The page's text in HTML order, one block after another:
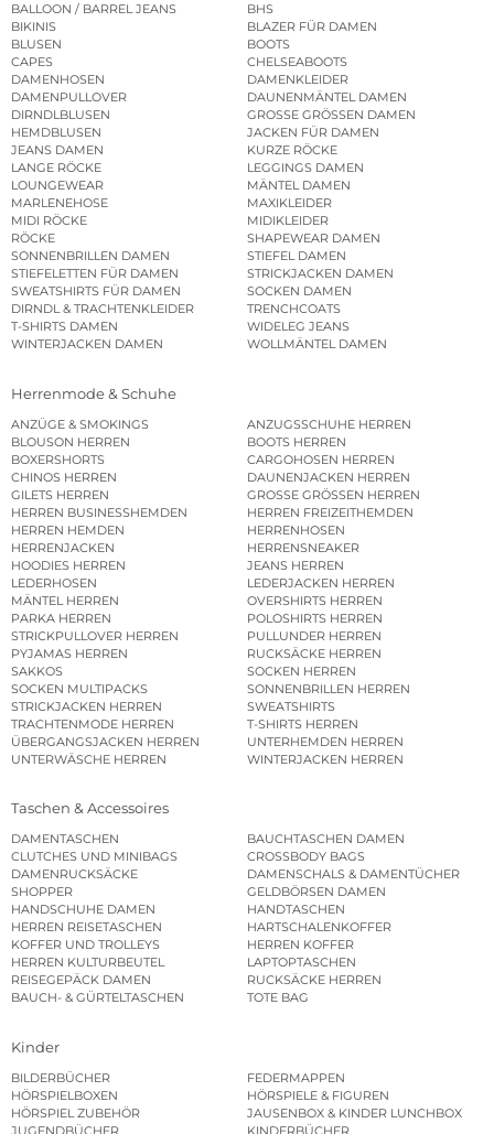
BALLOON / BARREL JEANS
BHS
BIKINIS
BLAZER FÜR DAMEN
BLUSEN
BOOTS
CAPES
CHELSEABOOTS
DAMENHOSEN
DAMENKLEIDER
DAMENPULLOVER
DAUNENMÄNTEL DAMEN
DIRNDLBLUSEN
GROSSE GRÖSSEN DAMEN
HEMDBLUSEN
JACKEN FÜR DAMEN
JEANS DAMEN
KURZE RÖCKE
LANGE RÖCKE
LEGGINGS DAMEN
LOUNGEWEAR
MÄNTEL DAMEN
MARLENEHOSE
MAXIKLEIDER
MIDI RÖCKE
MIDIKLEIDER
RÖCKE
SHAPEWEAR DAMEN
SONNENBRILLEN DAMEN
STIEFEL DAMEN
STIEFELETTEN FÜR DAMEN
STRICKJACKEN DAMEN
SWEATSHIRTS FÜR DAMEN
SOCKEN DAMEN
DIRNDL & TRACHTENKLEIDER
TRENCHCOATS
T-SHIRTS DAMEN
WIDELEG JEANS
WINTERJACKEN DAMEN
WOLLMÄNTEL DAMEN
Herrenmode & Schuhe
ANZÜGE & SMOKINGS
ANZUGSSCHUHE HERREN
BLOUSON HERREN
BOOTS HERREN
BOXERSHORTS
CARGOHOSEN HERREN
CHINOS HERREN
DAUNENJACKEN HERREN
GILETS HERREN
GROSSE GRÖSSEN HERREN
HERREN BUSINESSHEMDEN
HERREN FREIZEITHEMDEN
HERREN HEMDEN
HERRENHOSEN
HERRENJACKEN
HERRENSNEAKER
HOODIES HERREN
JEANS HERREN
LEDERHOSEN
LEDERJACKEN HERREN
MÄNTEL HERREN
OVERSHIRTS HERREN
PARKA HERREN
POLOSHIRTS HERREN
STRICKPULLOVER HERREN
PULLUNDER HERREN
PYJAMAS HERREN
RUCKSÄCKE HERREN
SAKKOS
SOCKEN HERREN
SOCKEN MULTIPACKS
SONNENBRILLEN HERREN
STRICKJACKEN HERREN
SWEATSHIRTS
TRACHTENMODE HERREN
T-SHIRTS HERREN
ÜBERGANGSJACKEN HERREN
UNTERHEMDEN HERREN
UNTERWÄSCHE HERREN
WINTERJACKEN HERREN
Taschen & Accessoires
DAMENTASCHEN
BAUCHTASCHEN DAMEN
CLUTCHES UND MINIBAGS
CROSSBODY BAGS
DAMENRUCKSÄCKE
DAMENSCHALS & DAMENTÜCHER
SHOPPER
GELDBÖRSEN DAMEN
HANDSCHUHE DAMEN
HANDTASCHEN
HERREN REISETASCHEN
HARTSCHALENKOFFER
KOFFER UND TROLLEYS
HERREN KOFFER
HERREN KULTURBEUTEL
LAPTOPTASCHEN
REISEGEPÄCK DAMEN
RUCKSÄCKE HERREN
BAUCH- & GÜRTELTASCHEN
TOTE BAG
Kinder
BILDERBÜCHER
FEDERMAPPEN
HÖRSPIELBOXEN
HÖRSPIELE & FIGUREN
HÖRSPIEL ZUBEHÖR
JAUSENBOX & KINDER LUNCHBOX
JUGENDBÜCHER
KINDERBÜCHER